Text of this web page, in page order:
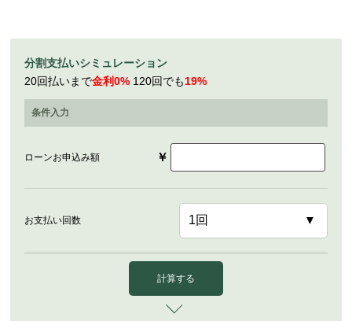
分割支払いシミュレーション
20回払いまで金利0% 120回でも19%
条件入力
ローンお申込み額 ￥
お支払い回数
計算する